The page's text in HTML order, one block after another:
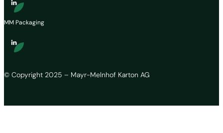
© Copyright 2025 – Mayr-Melnhof Karton AG
MM Packaging